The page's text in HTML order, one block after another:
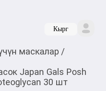
Кырг
маскалар /
Japan Gals Posh
30 шт